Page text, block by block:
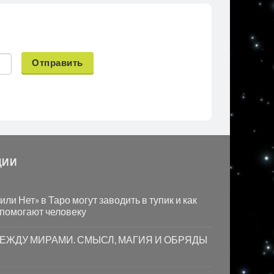
Отправить
Нет» в Таро могут заводить в тупик и как
человеку
МИРАМИ. СМЫСЛ, МАГИЯ И ОБРЯДЫ